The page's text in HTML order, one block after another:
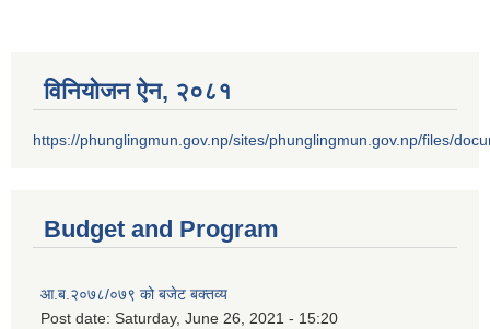
विनियोजन ऐन‚ २०८१
https://phunglingmun.gov.np/sites/phunglingmun.gov.np/files/
Budget and Program
आ.ब.२०७८/०७९ को बजेट बक्तव्य
Post date: Saturday, June 26, 2021 - 15:20